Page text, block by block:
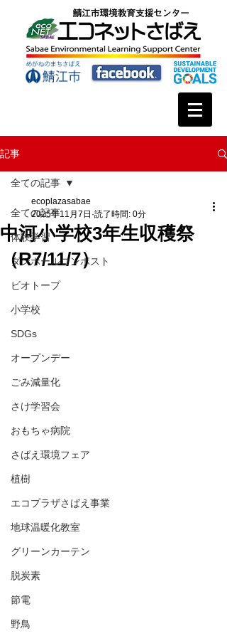
記事
全ての記事
体験学習
ダンボールコンポスト
ビオトープ
小学校
SDGs
オープンデー
ごみ減量化
さけ学習会
おもちゃ病院
さばえ環境フェア
植樹
エコプラザさばえ事業
地球温暖化教室
グリーンカーテン
脱炭素
節電
野鳥
全ての記事
中河小学校3年生収穫祭
（R7/11/7）
ecoplazasabae
2025年11月7日 読了時間: 0分